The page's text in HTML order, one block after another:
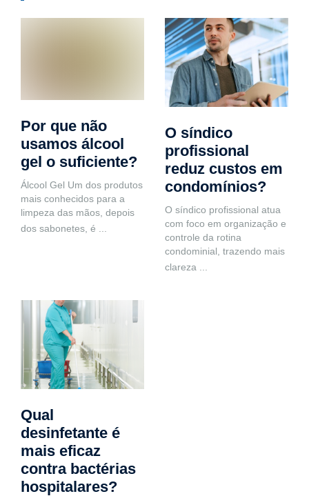
Por que não
usamos álcool
gel o suficiente?
Álcool Gel Um dos produtos
mais conhecidos para a
limpeza das mãos, depois
dos sabonetes, é
O síndico
profissional
reduz custos em
condomínios?
O síndico profissional atua
com foco em organização e
controle da rotina
condominial, trazendo mais
clareza
Qual
desinfetante é
mais eficaz
contra bactérias
hospitalares?